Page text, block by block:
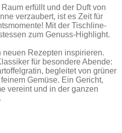
erfüllt und der Duft von
verzaubert, ist es Zeit für
Mit der Tischline-
zum Genuss-Highlight.
neuen Rezepten inspirieren.
für besondere Abende:
begleitet von grüner
Gemüse. Ein Gericht,
vereint und in der ganzen